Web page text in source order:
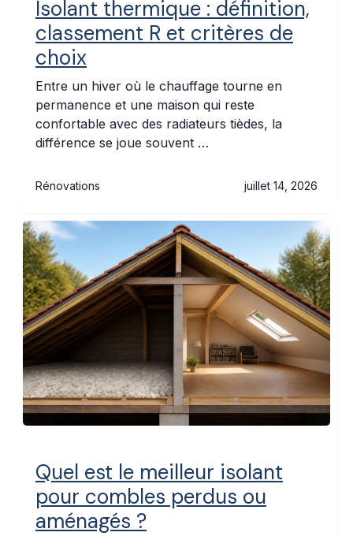
Isolant thermique : définition,
classement R et critères de
choix
Entre un hiver où le chauffage tourne en
permanence et une maison qui reste
confortable avec des radiateurs tièdes, la
différence se joue souvent …
Rénovations juillet 14, 2026
Quel est le meilleur isolant
pour combles perdus ou
aménagés ?